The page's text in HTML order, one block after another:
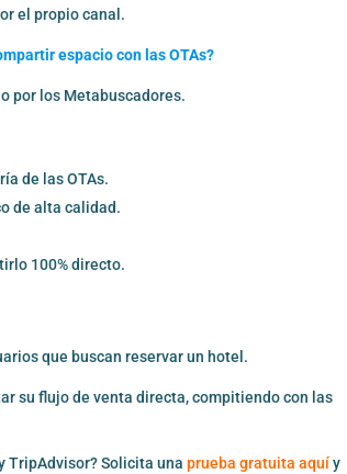
el propio canal.
espacio con las OTAs?
por los Metabuscadores.
de las OTAs.
de alta calidad.
100% directo.
que buscan reservar un hotel.
su flujo de venta directa, compitiendo con las
TripAdvisor? Solicita una prueba gratuita aquíy